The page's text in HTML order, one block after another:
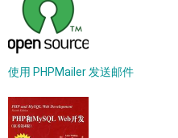
使用 PHPMailer 发送邮件